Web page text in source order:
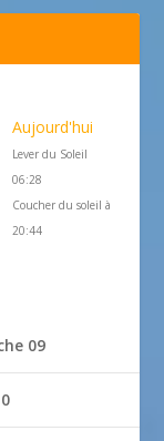
Aujourd'hui
Lever du Soleil
06:28
Coucher du soleil à
20:44
09